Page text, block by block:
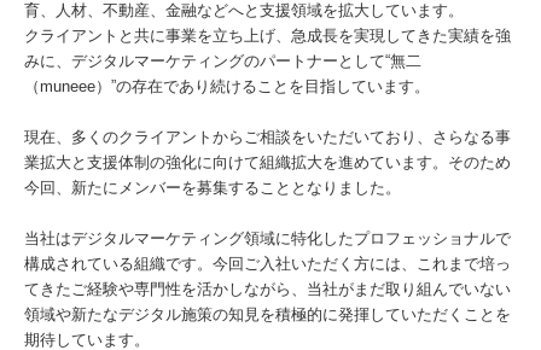
育、人材、不動産、金融などへと支援領域を拡大しています。
クライアントと共に事業を立ち上げ、急成長を実現してきた実績を強
みに、デジタルマーケティングのパートナーとして“無二
（muneee）”の存在であり続けることを目指しています。
現在、多くのクライアントからご相談をいただいており、さらなる事
業拡大と支援体制の強化に向けて組織拡大を進めています。そのため
今回、新たにメンバーを募集することとなりました。
当社はデジタルマーケティング領域に特化したプロフェッショナルで
構成されている組織です。今回ご入社いただく方には、これまで培っ
てきたご経験や専門性を活かしながら、当社がまだ取り組んでいない
領域や新たなデジタル施策の知見を積極的に発揮していただくことを
期待しています。